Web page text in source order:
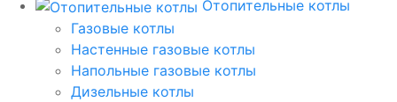
Отопительные котлы
Газовые котлы
Настенные газовые котлы
Напольные газовые котлы
Дизельные котлы